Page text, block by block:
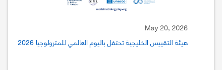
May 20, 2026
هيئة التقييس الخليجية تحتفل باليوم العالمي للمترولوجيا 2026